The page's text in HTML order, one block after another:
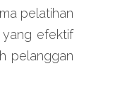
pelatihan
yang efektif
pelanggan